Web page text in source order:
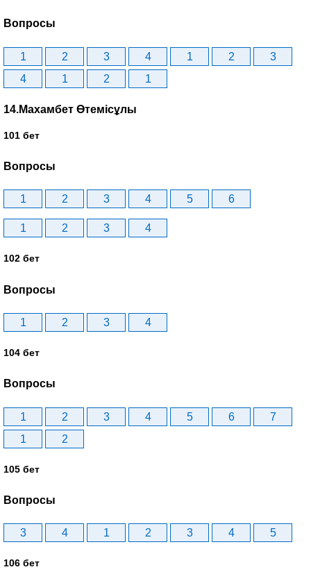
Вопросы
1 2 3 4 1 2
3
4
1 2 1
14.Махамбет Өтемісұлы
101 бет
Вопросы
1 2 3 4 5 6
1 2 3 4
102 бет
Вопросы
1 2 3 4
104 бет
Вопросы
1 2 3 4 5 6
7
1
2
105 бет
Вопросы
3 4 1 2 3 4 5
106 бет